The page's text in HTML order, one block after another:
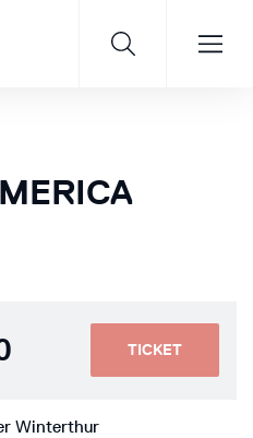
TICKET
Winterthur